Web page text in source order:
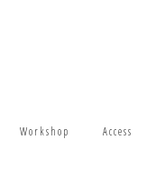
Workshop Access